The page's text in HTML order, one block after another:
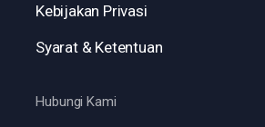
Kebijakan Privasi
Syarat & Ketentuan
Hubungi Kami